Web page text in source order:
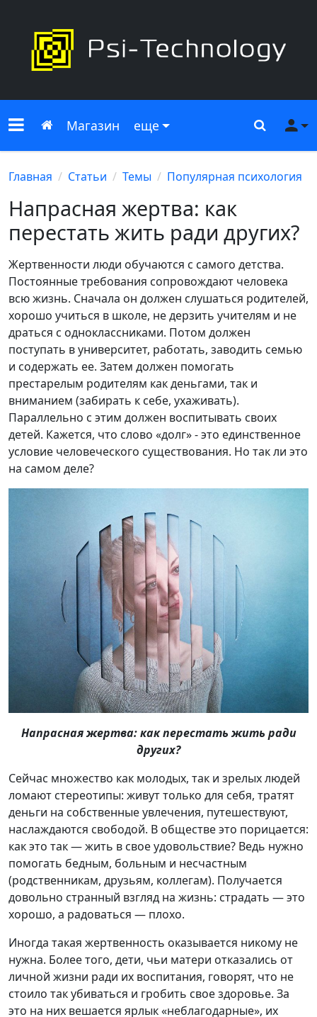
Меню сайта
Главная
Магазин еще Поиск
Главная Статьи Темы Популярная психология
Напрасная жертва: как
перестать жить ради других?
Жертвенности люди обучаются с самого детства.
Постоянные требования сопровождают человека
всю жизнь. Сначала он должен слушаться родителей,
хорошо учиться в школе, не дерзить учителям и не
драться с одноклассниками. Потом должен
поступать в университет, работать, заводить семью
и содержать ее. Затем должен помогать
престарелым родителям как деньгами, так и
вниманием (забирать к себе, ухаживать).
Параллельно с этим должен воспитывать своих
детей. Кажется, что слово «долг» - это единственное
условие человеческого существования. Но так ли это
на самом деле?
Напрасная жертва: как перестать жить ради
других?
Сейчас множество как молодых, так и зрелых людей
ломают стереотипы: живут только для себя, тратят
деньги на собственные увлечения, путешествуют,
наслаждаются свободой. В обществе это порицается:
как это так — жить в свое удовольствие? Ведь нужно
помогать бедным, больным и несчастным
(родственникам, друзьям, коллегам). Получается
довольно странный взгляд на жизнь: страдать — это
хорошо, а радоваться — плохо.
Иногда такая жертвенность оказывается никому не
нужна. Более того, дети, чьи матери отказались от
личной жизни ради их воспитания, говорят, что не
стоило так убиваться и гробить свое здоровье. За
это на них вешается ярлык «неблагодарные», их